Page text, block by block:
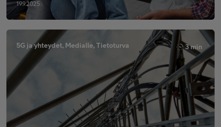
19.9.2025
5G ja yhteydet, Medialle, Tietoturva 3 min